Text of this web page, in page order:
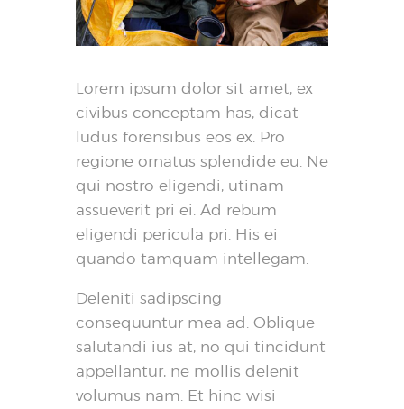
Lorem ipsum dolor sit amet, ex
civibus conceptam has, dicat
ludus forensibus eos ex. Pro
regione ornatus splendide eu. Ne
qui nostro eligendi, utinam
assueverit pri ei. Ad rebum
eligendi pericula pri. His ei
quando tamquam intellegam.
Deleniti sadipscing
consequuntur mea ad. Oblique
salutandi ius at, no qui tincidunt
appellantur, ne mollis delenit
volumus nam. Et hinc wisi